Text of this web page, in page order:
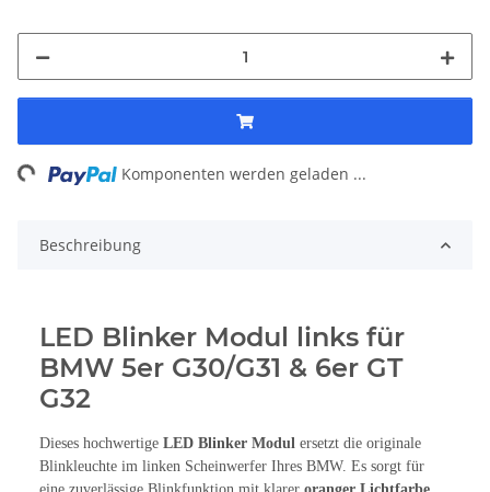
Komponenten werden geladen ...
Beschreibung
LED Blinker Modul links für
BMW 5er G30/G31 & 6er GT
G32
Dieses hochwertige LED Blinker Modul ersetzt die originale
Blinkleuchte im linken Scheinwerfer Ihres BMW. Es sorgt für